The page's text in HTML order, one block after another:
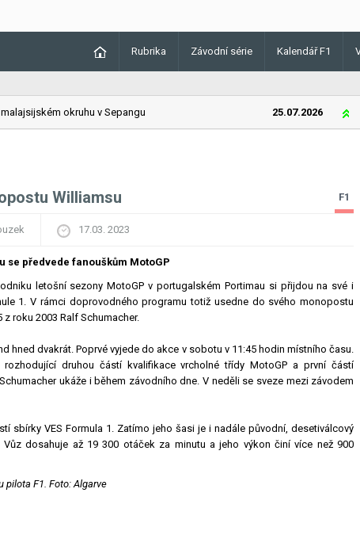
Rubrika Závodní série Kalendář F1
okruhu v Sepangu 25.07.2026
Williamsu F1
17.03. 2023
se předvede fanouškům MotoGP
letošní sezony MotoGP v portugalském Portimau si přijdou na své i
1. V rámci doprovodného programu totiž usedne do svého monopostu
z roku 2003 Ralf Schumacher.
hned dvakrát. Poprvé vyjede do akce v sobotu v 11:45 hodin místního času.
druhou částí kvalifikace vrcholné třídy MotoGP a první částí
ukáže i během závodního dne. V neděli se sveze mezi závodem
sbírky VES Formula 1. Zatímo jeho šasi je i nadále původní, desetiválcový
dosahuje až 19 300 otáček za minutu a jeho výkon činí více než 900
pilota F1. Foto: Algarve